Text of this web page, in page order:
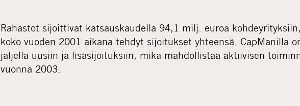
Rahastot sijoittivat katsauskaudella 94,1 milj. euroa
koko vuoden 2001 aikana tehdyt sijoitukset yhteensä. CapManilla
jäljellä uusiin ja lisäsijoituksiin, mikä mahdollistaa aktiivisen
vuonna 2003.